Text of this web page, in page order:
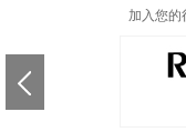
加入您的